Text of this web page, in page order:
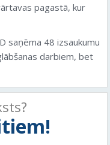
pagastā, kur
saņēma 48 izsaukumu
darbiem, bet